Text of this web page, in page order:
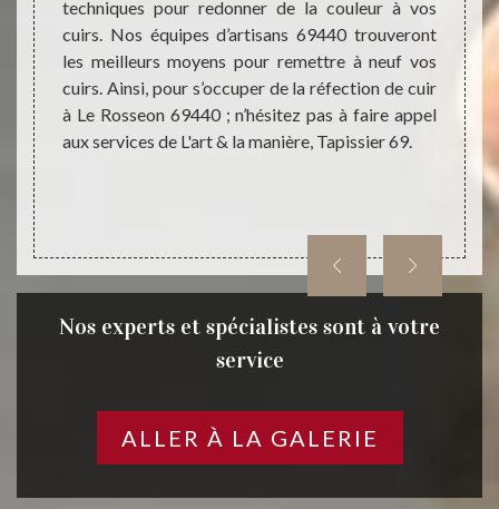
de
Pour
à
69.
techniques pour redonner de la couleur à vos
cuirs. Nos équipes d’artisans 69440 trouveront
les meilleurs moyens pour remettre à neuf vos
cuirs. Ainsi, pour s’occuper de la réfection de cuir
à Le Rosseon 69440 ; n’hésitez pas à faire appel
aux services de L'art & la manière, Tapissier 69.
de
du
Nos experts et spécialistes sont à votre
service
ALLER À LA GALERIE